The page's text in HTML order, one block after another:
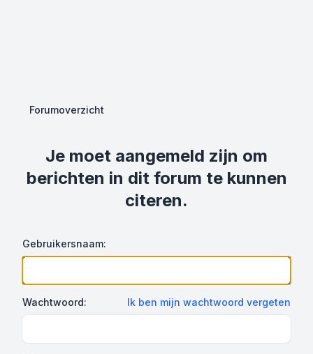
Forumoverzicht
Je moet aangemeld zijn om
berichten in dit forum te kunnen
citeren.
Gebruikersnaam:
Wachtwoord: Ik ben mijn wachtwoord vergeten